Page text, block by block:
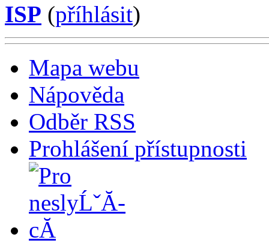
ISP (příhlásit)
Mapa webu
Nápověda
Odběr RSS
Prohlášení přístupnosti